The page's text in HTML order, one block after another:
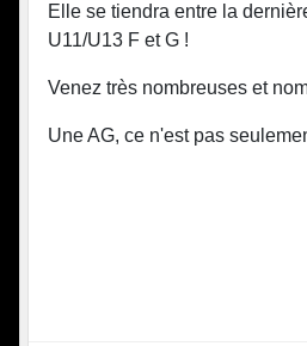
Elle se tiendra entre la
U11/U13 F et G !
Venez très nombreuses et
Une AG, ce n'est pas